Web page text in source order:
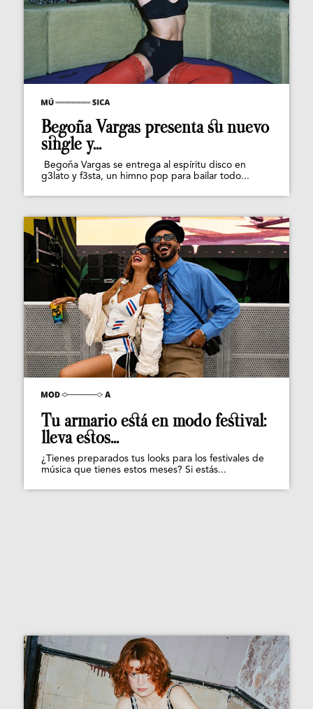
Begoña Vargas presenta su nuevo
single y...
Begoña Vargas se entrega al espíritu disco en
g3lato y f3sta, un himno pop para bailar todo...
Tu armario está en modo festival:
lleva estos...
¿Tienes preparados tus looks para los festivales de
música que tienes estos meses? Si estás...